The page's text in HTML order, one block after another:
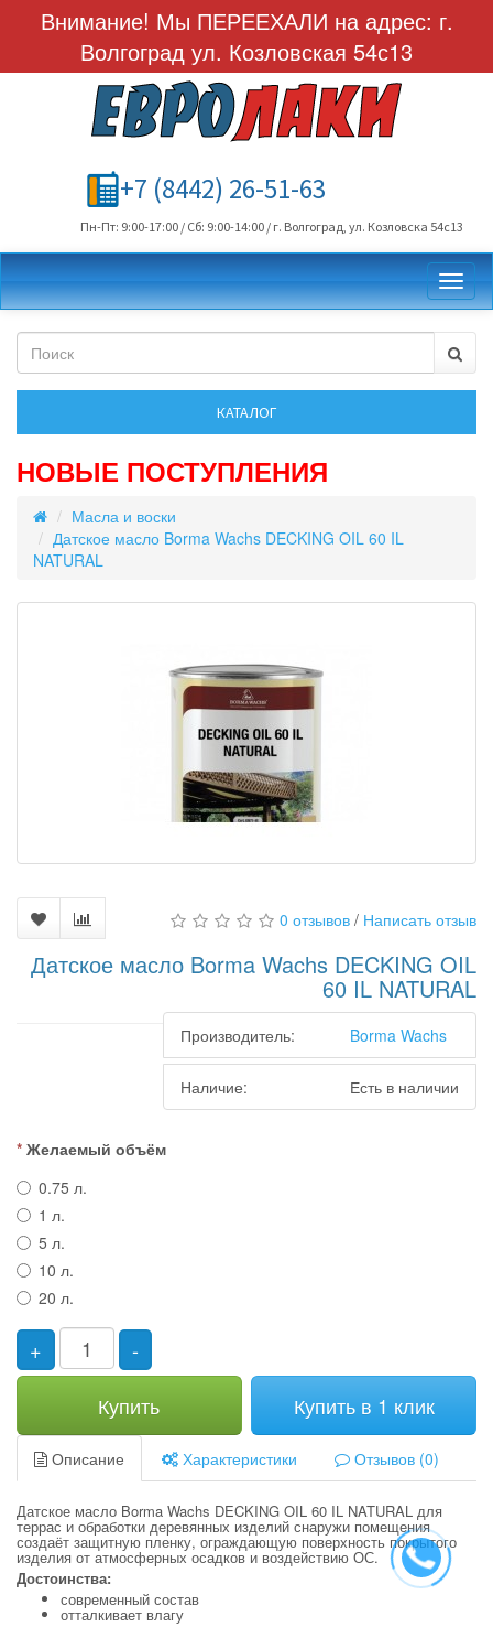
Внимание! Мы ПЕРЕЕХАЛИ на адрес: г.
Волгоград ул. Козловская 54с13
+7 (8442) 26-51-63
Пн-Пт: 9:00-17:00 / Сб: 9:00-14:00 / г. Волгоград, ул. Козловска 54с13
НОВЫЕ ПОСТУПЛЕНИЯ
Масла и воски
Датское масло Borma Wachs DECKING OIL 60 IL
NATURAL
0 отзывов / Написать отзыв
Датское масло Borma Wachs DECKING OIL
60 IL NATURAL
Производитель: Borma Wachs
Наличие: Есть в наличии
Желаемый объём
0.75 л.
1 л.
5 л.
10 л.
20 л.
+
-
Купить
Купить в 1 клик
Описание Характеристики Отзывов (0)
Датское масло Borma Wachs DECKING OIL 60 IL NATURAL для
террас и обработки деревянных изделий снаружи помещения
создаёт защитную пленку, ограждающую поверхность покрытого
изделия от атмосферных осадков и воздействию ОС.
Достоинства:
современный состав
отталкивает влагу